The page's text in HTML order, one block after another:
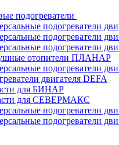
подогреватели
подогреватели
подогреватели
подогреватели
отопители ПЛАНАР
подогреватели
двигателя DEFA
для БИНАР
для СЕВЕРМАКС
подогреватели
подогреватели